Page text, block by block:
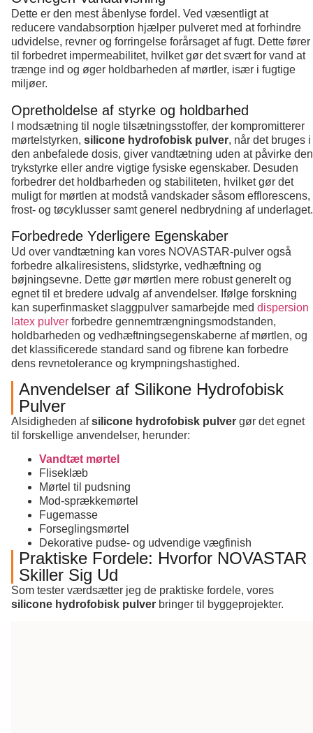
Dette er den mest åbenlyse fordel. Ved væsentligt at
reducere vandabsorption hjælper pulveret med at forhindre
udvidelse, revner og forringelse forårsaget af fugt. Dette fører
til forbedret impermeabilitet, hvilket gør det svært for vand at
trænge ind og øger holdbarheden af mørtler, især i fugtige
miljøer.
Opretholdelse af styrke og holdbarhed
I modsætning til nogle tilsætningsstoffer, der kompromitterer
mørtelstyrken, silicone hydrofobisk pulver, når det bruges i
den anbefalede dosis, giver vandtætning uden at påvirke den
trykstyrke eller andre vigtige fysiske egenskaber. Desuden
forbedrer det holdbarheden og stabiliteten, hvilket gør det
muligt for mørtlen at modstå vandskader såsom efflorescens,
frost- og tøcyklusser samt generel nedbrydning af underlaget.
Forbedrede Yderligere Egenskaber
Ud over vandtætning kan vores NOVASTAR-pulver også
forbedre alkaliresistens, slidstyrke, vedhæftning og
bøjningsevne. Dette gør mørtlen mere robust generelt og
egnet til et bredere udvalg af anvendelser. Ifølge forskning
kan superfinmasket slaggpulver samarbejde med dispersion
latex pulver forbedre gennemtrængningsmodstanden,
holdbarheden og vedhæftningsegenskaberne af mørtlen, og
det klassificerede standard sand og fibrene kan forbedre
dens revnetolerance og krympningshastighed.
Anvendelser af Silikone Hydrofobisk
Pulver
Alsidigheden afsilicone hydrofobisk pulver gør det egnet
til forskellige anvendelser, herunder:
Vandtæt mørtel
Fliseklæb
Mørtel til pudsning
Mod-sprækkemørtel
Fugemasse
Forseglingsmørtel
Dekorative pudse- og udvendige vægfinish
Praktiske Fordele: Hvorfor NOVASTAR
Skiller Sig Ud
Som tester værdsætter jeg de praktiske fordele, vores
silicone hydrofobisk pulver bringer til byggeprojekter.